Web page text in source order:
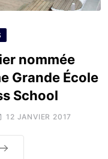
nommée
Grande École
School
12 JANVIER 2017